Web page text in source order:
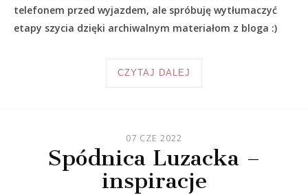
telefonem przed wyjazdem, ale spróbuję wytłumaczyć
etapy szycia dzięki archiwalnym materiałom z bloga :)
CZYTAJ DALEJ
07 CZE 2022
Spódnica Luzacka –
inspiracje